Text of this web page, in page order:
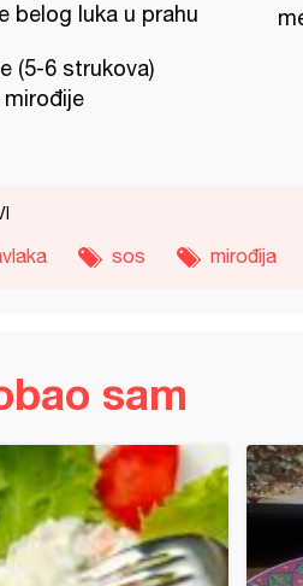
belog luka u prahu
(5-6 strukova)
mirođije
sos mirođija
sam